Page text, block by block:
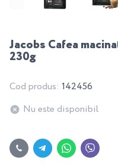
Jacobs Cafea
230g
Cod produs: 142456
Nu este disponibil